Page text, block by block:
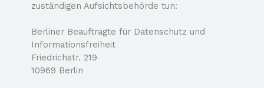
zuständigen Aufsichtsbehörde tun:
Berliner Beauftragte für Datenschutz und
Informationsfreiheit
Friedrichstr. 219
10969 Berlin